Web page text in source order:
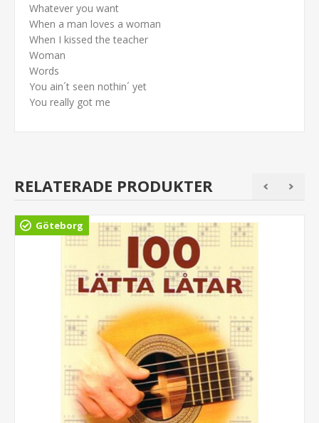
Whatever you want
When a man loves a woman
When I kissed the teacher
Woman
Words
You ain´t seen nothin´ yet
You really got me
RELATERADE PRODUKTER
Göteborg